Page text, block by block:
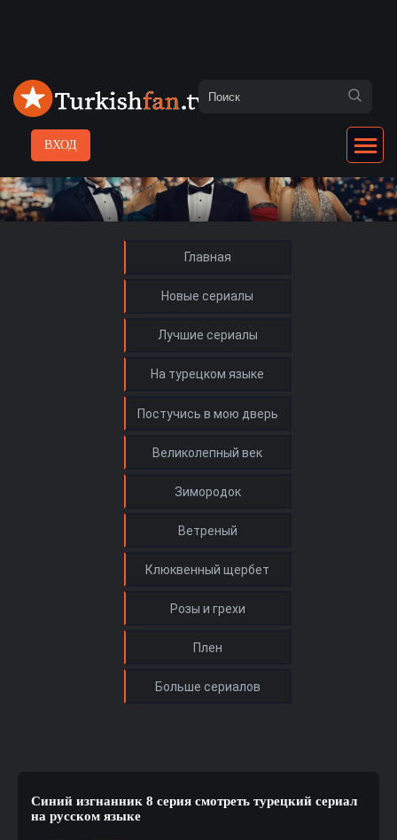
ВХОД
Главная
Новые сериалы
Лучшие сериалы
На турецком языке
Синий изгнанник 8 серия смотреть турецкий сериал
на русском языке